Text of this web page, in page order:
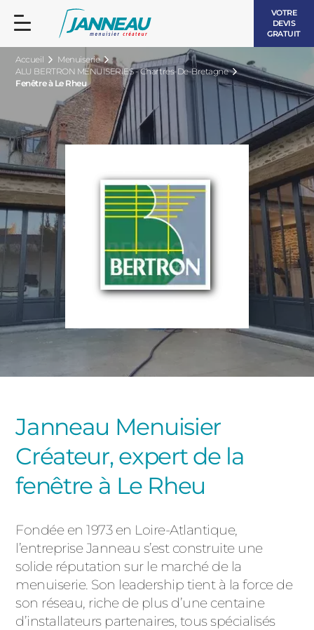
VOTRE
DEVIS
GRATUIT
Accueil
Menuiserie
ALU BERTRON MENUISERIES - Chartres-De-Bretagne
Fenêtre à Le Rheu
Janneau Menuisier
Créateur, expert de la
fenêtre à Le Rheu
Fondée en 1973 en Loire-Atlantique,
l’entreprise Janneau s’est construite une
solide réputation sur le marché de la
menuiserie. Son leadership tient à la force de
son réseau, riche de plus d’une centaine
d’installateurs partenaires, tous spécialisés
FENÊTRES ET PORTES-FENÊTRES
PVC
ALUMINIUM
BAIES VITRÉES
PORTES D’ENTRÉELES INTEMPORELLES
LES LUMINEUSES
VOLETS ROULANTS
PERGOLAS
PORTAILS ET PORTILLONS